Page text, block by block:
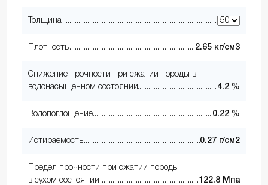
Толщина
Плотность 2.65 кг/см3
Снижение прочности при сжатии породы в
водонасыщенном состоянии
4.2 %
Водопоглощение 0.22 %
Истираемость 0.27 г/см2
Предел прочности при сжатии породы
в сухом состоянии
122.8 Мпа